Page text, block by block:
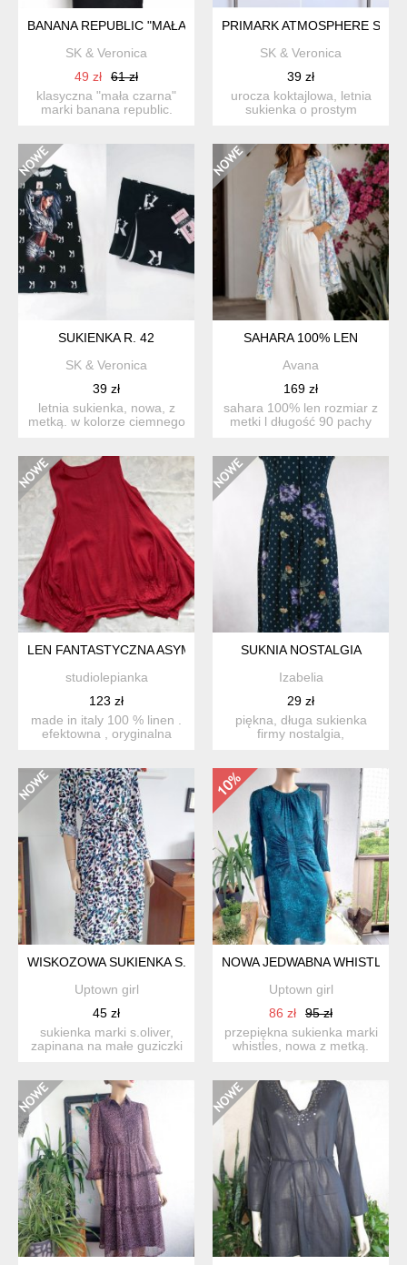
BANANA REPUBLIC "MAŁA CZARNA" R. 36/38
SK & Veronica
49 zł
61 zł
klasyczna "mała czarna"
marki banana republic.
PRIMARK ATMOSPHERE S- M
SK & Veronica
39 zł
urocza koktajlowa, letnia
sukienka o prostym
SUKIENKA R. 42
SK & Veronica
39 zł
letnia sukienka, nowa, z
metką. w kolorze ciemnego
SAHARA 100% LEN
Avana
169 zł
sahara 100% len rozmiar z
metki l długość 90 pachy
LEN FANTASTYCZNA ASYMETRYCZNA ORYGINALNA
studiolepianka
123 zł
made in italy 100 % linen .
efektowna , oryginalna
SUKNIA NOSTALGIA
Izabelia
29 zł
piękna, długa sukienka
firmy nostalgia,
WISKOZOWA SUKIENKA S. OLIVER
Uptown girl
45 zł
sukienka marki s.oliver,
zapinana na małe guziczki
NOWA JEDWABNA WHISTLES
Uptown girl
86 zł
95 zł
przepiękna sukienka marki
whistles, nowa z metką.